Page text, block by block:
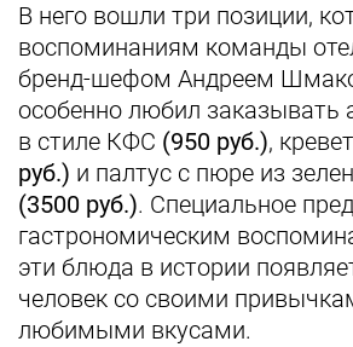
В него вошли три позиции,
воспоминаниям команды
бренд-шефом Андреем
особенно любил заказывать
в стиле КФС (950 руб.),
руб.) и палтус с пюре из
(3500 руб.). Специальное
гастрономическим
эти блюда в истории
человек со своими
любимыми вкусами.